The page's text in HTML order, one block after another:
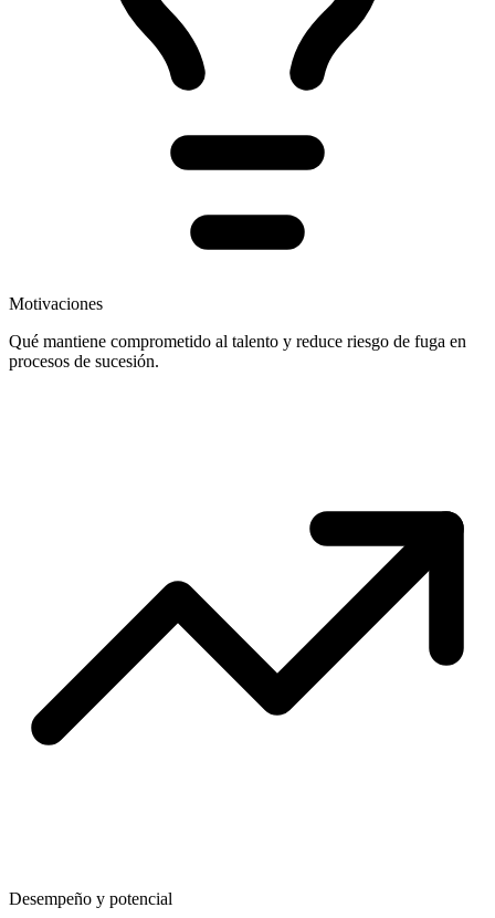
Motivaciones
Qué mantiene comprometido al talento y reduce riesgo de fuga en
procesos de sucesión.
Desempeño y potencial